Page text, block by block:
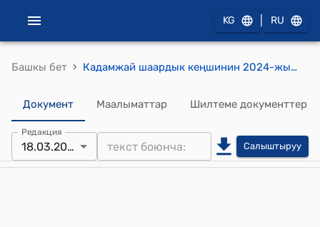
KG RU
Башкы бет › Кадамжай шаардык кеңшинин 2024-жылдын 18-мартындагы №177 "Кадамжай шаардык мэриясынын 2024-жылдын 12-февралындагы 01-06-217 номери менен чыгышталган “Чал-Таш айылынын күн чыгыш тарабында жайгашкан 0,30 га жер тилкесин жайыт жер категориясынан өнөр жай категориясына которуу жөнүндө” кайрылуусу" токтому
Документ Маалыматтар Шилтеме документтер
Редакция
18.03.2024 Салыштыруу